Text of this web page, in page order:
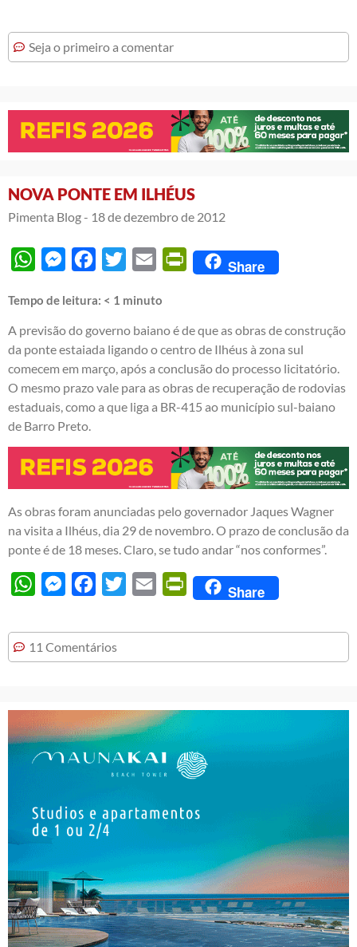
Seja o primeiro a comentar
NOVA PONTE EM ILHÉUS
Pimenta Blog - 18 de dezembro de 2012
WhatsAppMessengerFacebook
Twitter Email PrintFriendly
Share
Tempo de leitura: < 1 minuto
A previsão do governo baiano é de que as obras de construção
da ponte estaiada ligando o centro de Ilhéus à zona sul
comecem em março, após a conclusão do processo licitatório.
O mesmo prazo vale para as obras de recuperação de rodovias
estaduais, como a que liga a BR-415 ao município sul-baiano
de Barro Preto.
As obras foram anunciadas pelo governador Jaques Wagner
na visita a Ilhéus, dia 29 de novembro. O prazo de conclusão da
ponte é de 18 meses. Claro, se tudo andar “nos conformes”.
WhatsAppMessengerFacebook
Twitter Email PrintFriendly
Share
11 Comentários